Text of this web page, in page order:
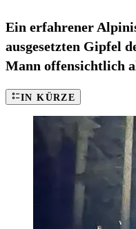
Ein erfahrener
ausgesetzten Gipfel
Mann offensichtlich
IN KÜRZE